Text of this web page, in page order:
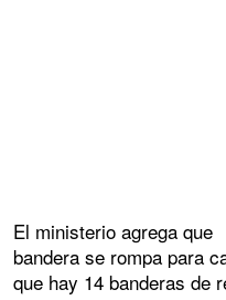
El ministerio agrega
bandera se rompa para
que hay 14 banderas de